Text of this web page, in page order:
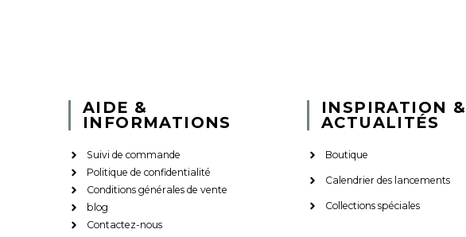
AIDE &
INFORMATIONS
Suivi de commande
Politique de confidentialité
Conditions générales de vente
blog
Contactez-nous
INSPIRATION &
ACTUALITÉS
Boutique
Calendrier des lancements
Collections spéciales